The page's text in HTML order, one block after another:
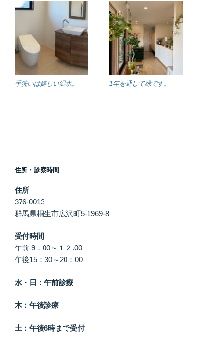
手洗いは嬉しい温水。 1年を通して緑です。
住所・診察時間
住所
376-0013
群馬県桐生市広沢町5-1969-8
受付時間
午前 9：00～１２:00
午後15：30～20：00
水・日：午前診療
木：午後診療
土：午後6時まで受付